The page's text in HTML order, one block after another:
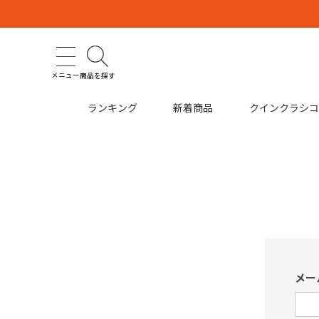
メニュー商品を探す
ランキング 新着商品 クインクラシ
メ